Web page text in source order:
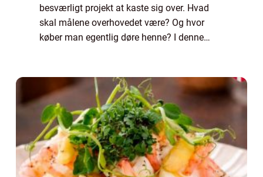
besværligt projekt at kaste sig over. Hvad
skal målene overhovedet være? Og hvor
køber man egentlig døre henne? I denne